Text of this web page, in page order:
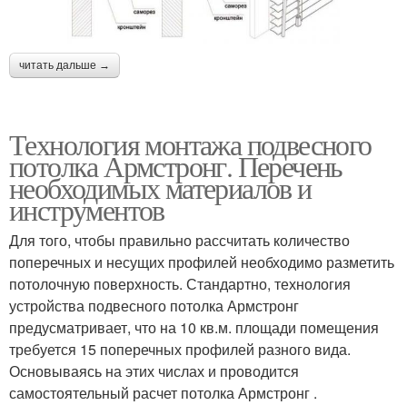
читать дальше →
Технология монтажа подвесного
потолка Армстронг. Перечень
необходимых материалов и
инструментов
Для того, чтобы правильно рассчитать количество
поперечных и несущих профилей необходимо разметить
потолочную поверхность. Стандартно, технология
устройства подвесного потолка Армстронг
предусматривает, что на 10 кв.м. площади помещения
требуется 15 поперечных профилей разного вида.
Основываясь на этих числах и проводится
самостоятельный расчет потолка Армстронг .